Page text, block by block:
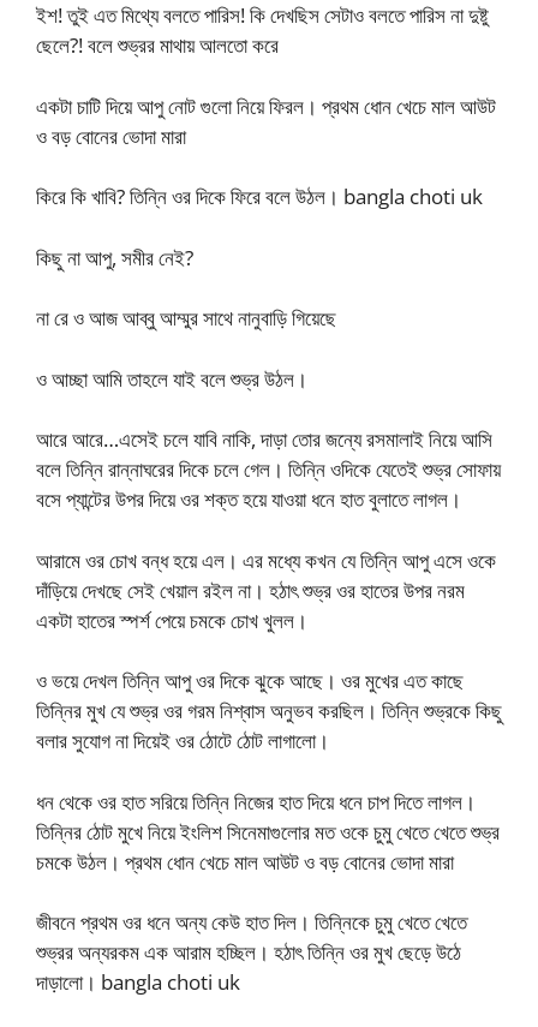
ইশ! তুই এত মিথ্যে বলতে পারিস! কি দেখছিস সেটাও বলতে পারিস না দুষ্টু
ছেলে?! বলে শুভ্রর মাথায় আলতো করে
একটা চাটি দিয়ে আপু নোট গুলো নিয়ে ফিরল। প্রথম ধোন খেচে মাল আউট
ও বড় বোনের ভোদা মারা
কিরে কি খাবি? তিন্নি ওর দিকে ফিরে বলে উঠল। bangla choti uk
কিছু না আপু, সমীর নেই?
না রে ও আজ আব্বু আম্মুর সাথে নানুবাড়ি গিয়েছে
ও আচ্ছা আমি তাহলে যাই বলে শুভ্র উঠল।
আরে আরে…এসেই চলে যাবি নাকি, দাড়া তোর জন্যে রসমালাই নিয়ে আসি
বলে তিন্নি রান্নাঘরের দিকে চলে গেল। তিন্নি ওদিকে যেতেই শুভ্র সোফায়
বসে প্যান্টের উপর দিয়ে ওর শক্ত হয়ে যাওয়া ধনে হাত বুলাতে লাগল।
আরামে ওর চোখ বন্ধ হয়ে এল। এর মধ্যে কখন যে তিন্নি আপু এসে ওকে
দাঁড়িয়ে দেখছে সেই খেয়াল রইল না। হঠাৎ শুভ্র ওর হাতের উপর নরম
একটা হাতের স্পর্শ পেয়ে চমকে চোখ খুলল।
ও ভয়ে দেখল তিন্নি আপু ওর দিকে ঝুকে আছে। ওর মুখের এত কাছে
তিন্নির মুখ যে শুভ্র ওর গরম নিশ্বাস অনুভব করছিল। তিন্নি শুভ্রকে কিছু
বলার সুযোগ না দিয়েই ওর ঠোটে ঠোট লাগালো।
ধন থেকে ওর হাত সরিয়ে তিন্নি নিজের হাত দিয়ে ধনে চাপ দিতে লাগল।
তিন্নির ঠোট মুখে নিয়ে ইংলিশ সিনেমাগুলোর মত ওকে চুমু খেতে খেতে শুভ্র
চমকে উঠল। প্রথম ধোন খেচে মাল আউট ও বড় বোনের ভোদা মারা
জীবনে প্রথম ওর ধনে অন্য কেউ হাত দিল। তিন্নিকে চুমু খেতে খেতে
শুভ্রর অন্যরকম এক আরাম হচ্ছিল। হঠাৎ তিন্নি ওর মুখ ছেড়ে উঠে
দাড়ালো। bangla choti uk